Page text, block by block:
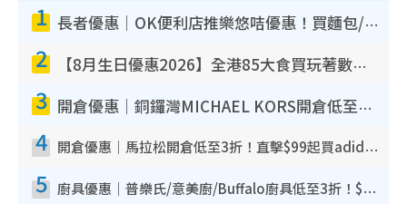
1 長者優惠｜OK便利店推樂悠咭優惠！買麵包/牛奶/保健品拍卡即減
2 【8月生日優惠2026】全港85大食買玩著數攻略 自助餐/火鍋放題同行免費＋誠品/DONKI送現金券
3 開倉優惠｜銅鑼灣MICHAEL KORS開倉低至17折！直擊$500起買手袋/銀包/鞋款 必買經典Jet Set系列
4 開倉優惠｜馬拉松開倉低至3折！直擊$99起買adidas／New Balance／Puma鞋款 STANLEY保溫杯劈價至$119起
5 廚具優惠｜普樂氏/意美廚/Buffalo廚具低至3折！$89起買煎鍋／炒鑊／個人鍋 同場小家電激減至$99起